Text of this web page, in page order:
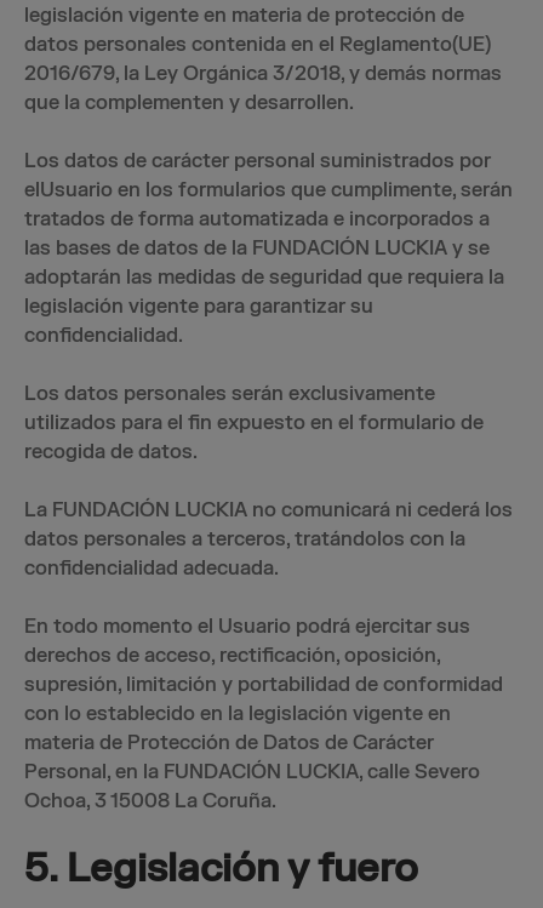
legislación vigente en materia de protección de
datos personales contenida en el Reglamento(UE)
2016/679, la Ley Orgánica 3/2018, y demás normas
que la complementen y desarrollen.
Los datos de carácter personal suministrados por
elUsuario en los formularios que cumplimente, serán
tratados de forma automatizada e incorporados a
las bases de datos de la FUNDACIÓN LUCKIA y se
adoptarán las medidas de seguridad que requiera la
legislación vigente para garantizar su
confidencialidad.
Los datos personales serán exclusivamente
utilizados para el fin expuesto en el formulario de
recogida de datos.
La FUNDACIÓN LUCKIA no comunicará ni cederá los
datos personales a terceros, tratándolos con la
confidencialidad adecuada.
En todo momento el Usuario podrá ejercitar sus
derechos de acceso, rectificación, oposición,
supresión, limitación y portabilidad de conformidad
con lo establecido en la legislación vigente en
materia de Protección de Datos de Carácter
Personal, en la FUNDACIÓN LUCKIA, calle Severo
Ochoa, 3 15008 La Coruña.
5. Legislación y fuero